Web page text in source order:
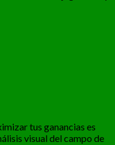
tus ganancias es
visual del campo de